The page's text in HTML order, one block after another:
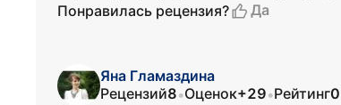
Понравилась рецензия?
Да
Яна Гламаздина
Рецензий8•Оценок+29•Рейтинг0